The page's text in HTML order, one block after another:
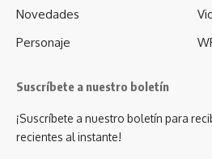
Novedades
Personaje
Suscríbete a nuestro boletín
¡Suscríbete a nuestro boletín para
recientes al instante!